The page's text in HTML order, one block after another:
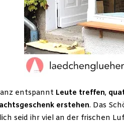
entspannt Leute treffen,
erstehen. Das
seid ihr viel an der frischen